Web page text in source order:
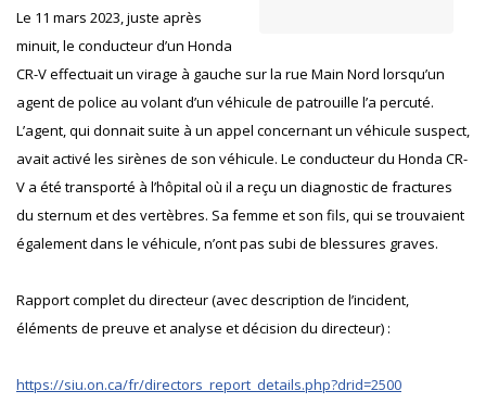
Le 11 mars 2023, juste après
minuit, le conducteur d’un Honda
CR-V effectuait un virage à gauche sur la rue Main Nord lorsqu’un
agent de police au volant d’un véhicule de patrouille l’a percuté.
L’agent, qui donnait suite à un appel concernant un véhicule suspect,
avait activé les sirènes de son véhicule. Le conducteur du Honda CR-
V a été transporté à l’hôpital où il a reçu un diagnostic de fractures
du sternum et des vertèbres. Sa femme et son fils, qui se trouvaient
également dans le véhicule, n’ont pas subi de blessures graves.
Rapport complet du directeur (avec description de l’incident,
éléments de preuve et analyse et décision du directeur) :
https://siu.on.ca/fr/directors_report_details.php?drid=2500